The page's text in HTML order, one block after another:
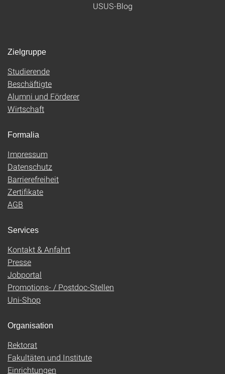
USUS-Blog
Zielgruppe
Studierende
Beschäftigte
Alumni und Förderer
Wirtschaft
Formalia
Impressum
Datenschutz
Barrierefreiheit
Zertifikate
AGB
Services
Kontakt & Anfahrt
Presse
Jobportal
Promotions- / Postdoc-Stellen
Uni-Shop
Organisation
Rektorat
Fakultäten und Institute
Einrichtungen